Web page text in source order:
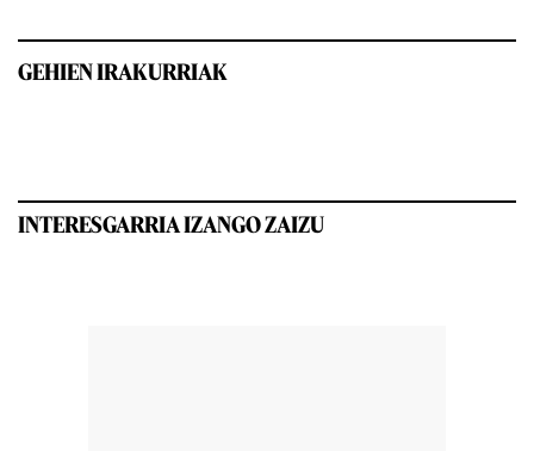
GEHIEN IRAKURRIAK
INTERESGARRIA IZANGO ZAIZU